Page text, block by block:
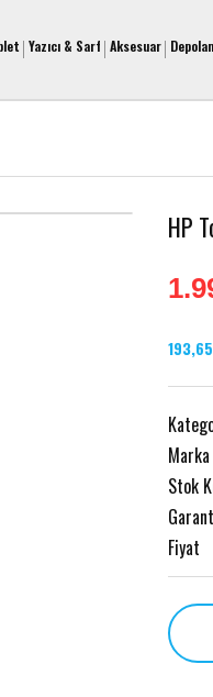
Yazıcı & Sarf Aksesuar
HP
Marka
Stok
Fiyat